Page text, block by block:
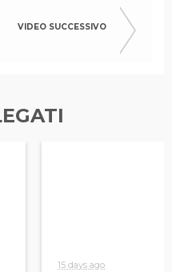
VIDEO SUCCESSIVO
15 days ago